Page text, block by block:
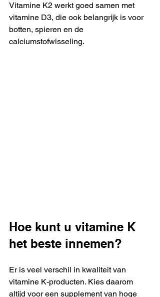
Vitamine K2 werkt goed samen met
vitamine D3, die ook belangrijk is voor
botten, spieren en de
calciumstofwisseling.
Hoe kunt u vitamine K
het beste innemen?
Er is veel verschil in kwaliteit van
vitamine K-producten. Kies daarom
altijd voor een supplement van hoge